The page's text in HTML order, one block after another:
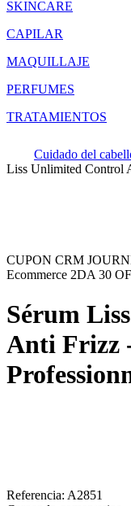
SKINCARE
CAPILAR
MAQUILLAJE
PERFUMES
TRATAMIENTOS
Cuidado del
Liss Unlimited Control
CUPON CRM
Ecommerce 2DA 30
Sérum
Anti Frizz
Referencia: A2851